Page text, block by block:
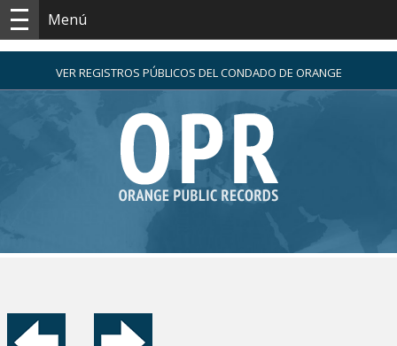
Menú
VER REGISTROS PÚBLICOS DEL CONDADO DE ORANGE